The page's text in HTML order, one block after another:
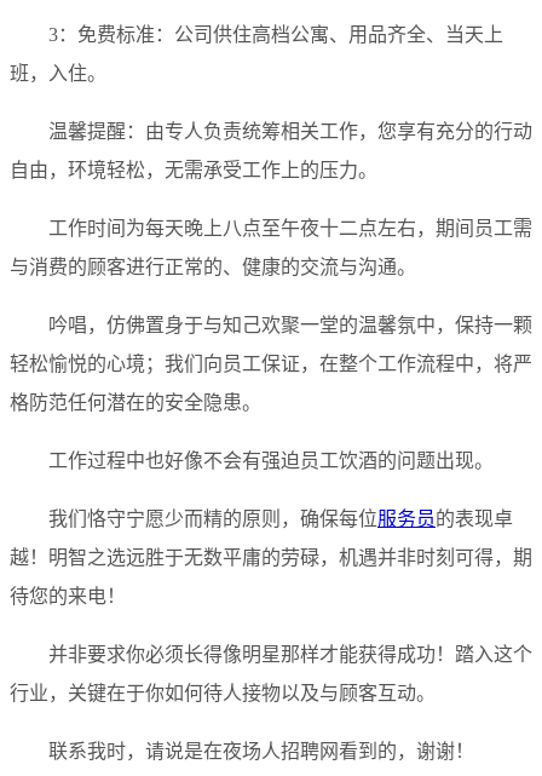
3：免费标准：公司供住高档公寓、用品齐全、当天上
班，入住。
温馨提醒：由专人负责统筹相关工作，您享有充分的行动
自由，环境轻松，无需承受工作上的压力。
工作时间为每天晚上八点至午夜十二点左右，期间员工需
与消费的顾客进行正常的、健康的交流与沟通。
吟唱，仿佛置身于与知己欢聚一堂的温馨氛中，保持一颗
轻松愉悦的心境；我们向员工保证，在整个工作流程中，将严
格防范任何潜在的安全隐患。
工作过程中也好像不会有强迫员工饮酒的问题出现。
我们恪守宁愿少而精的原则，确保每位服务员的表现卓
越！明智之选远胜于无数平庸的劳碌，机遇并非时刻可得，期
待您的来电！
并非要求你必须长得像明星那样才能获得成功！踏入这个
行业，关键在于你如何待人接物以及与顾客互动。
联系我时，请说是在夜场人招聘网看到的，谢谢！